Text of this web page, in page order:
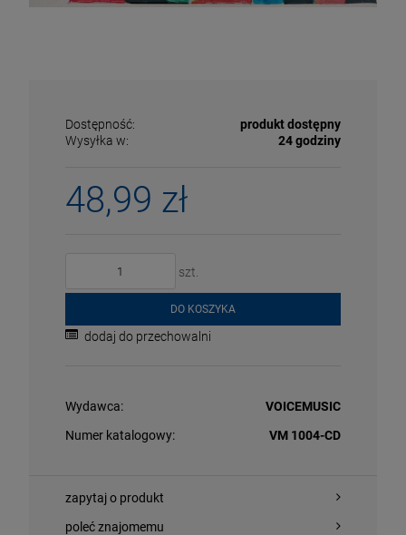
Dostępność:
produkt dostępny
Wysyłka w:
24 godziny
48,99 zł
szt.
DO KOSZYKA
dodaj do przechowalni
Wydawca:
VOICEMUSIC
Numer katalogowy:
VM 1004-CD
zapytaj o produkt
poleć znajomemu